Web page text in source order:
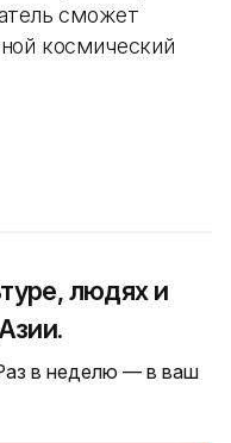
сможет
космический
людях и
в неделю — в ваш